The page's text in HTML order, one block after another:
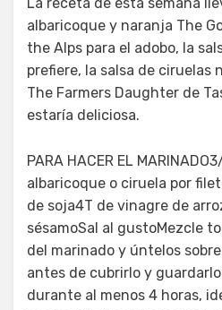
albaricoque y naranja The
the Alps para el adobo, la
prefiere, la salsa de ciruelas
The Farmers Daughter de
estaría deliciosa.
PARA HACER EL
albaricoque o ciruela por
de soja4T de vinagre de
sésamoSal al gustoMezcle
del marinado y úntelos
antes de cubrirlo y
durante al menos 4 horas,